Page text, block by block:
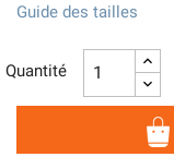
Guide des tailles
Quantité